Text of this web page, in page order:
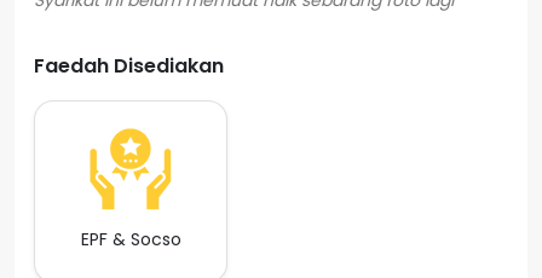
Faedah Disediakan
EPF & Socso